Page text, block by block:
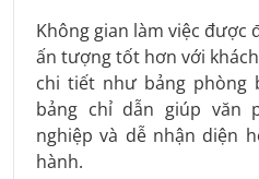
Không gian làm việc được
ấn tượng tốt hơn với
chi tiết như bảng phòng
bảng chỉ dẫn giúp văn
nghiệp và dễ nhận diện
hành.